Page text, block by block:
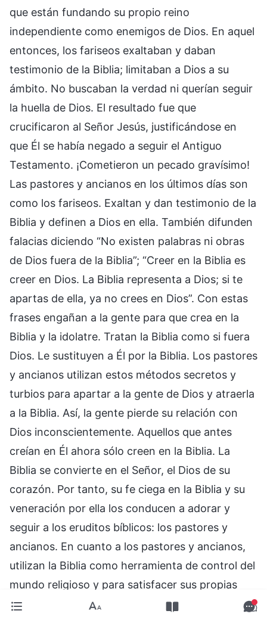
que están fundando su propio reino
independiente como enemigos de Dios. En aquel
entonces, los fariseos exaltaban y daban
testimonio de la Biblia; limitaban a Dios a su
ámbito. No buscaban la verdad ni querían seguir
la huella de Dios. El resultado fue que
crucificaron al Señor Jesús, justificándose en
que Él se había negado a seguir el Antiguo
Testamento. ¡Cometieron un pecado gravísimo!
Las pastores y ancianos en los últimos días son
como los fariseos. Exaltan y dan testimonio de la
Biblia y definen a Dios en ella. También difunden
falacias diciendo “No existen palabras ni obras
de Dios fuera de la Biblia”; “Creer en la Biblia es
creer en Dios. La Biblia representa a Dios; si te
apartas de ella, ya no crees en Dios”. Con estas
frases engañan a la gente para que crea en la
Biblia y la idolatre. Tratan la Biblia como si fuera
Dios. Le sustituyen a Él por la Biblia. Los pastores
y ancianos utilizan estos métodos secretos y
turbios para apartar a la gente de Dios y atraerla
a la Biblia. Así, la gente pierde su relación con
Dios inconscientemente. Aquellos que antes
creían en Él ahora sólo creen en la Biblia. La
Biblia se convierte en el Señor, el Dios de su
corazón. Por tanto, su fe ciega en la Biblia y su
veneración por ella los conducen a adorar y
seguir a los eruditos bíblicos: los pastores y
ancianos. En cuanto a los pastores y ancianos,
utilizan la Biblia como herramienta de control del
mundo religioso y para satisfacer sus propias
ambiciones. Exaltan e interpretan la Biblia fuera